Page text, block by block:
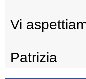
Vi
Patrizia